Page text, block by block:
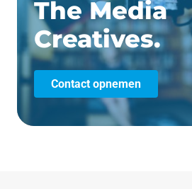
The Media
Creatives.
Contact opnemen